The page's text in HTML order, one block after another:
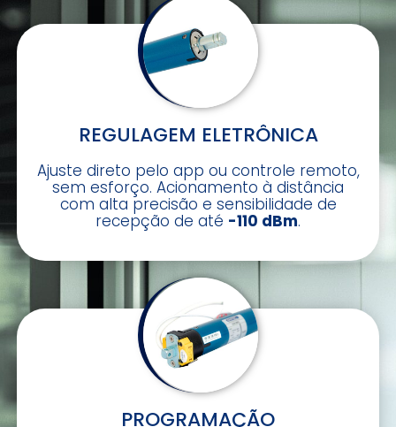
REGULAGEM ELETRÔNICA
Ajuste direto pelo app ou controle remoto,
sem esforço. Acionamento à distância
com alta precisão e sensibilidade de
recepção de até -110 dBm.
PROGRAMAÇÃO